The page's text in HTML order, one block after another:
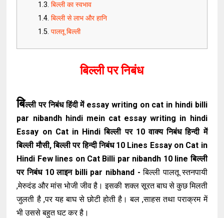
बिल्ली का स्वभाव
बिल्ली से लाभ और हानि
पालतू बिल्ली
बिल्ली पर निबंध
बिल्ली पर निबंध हिंदी में essay writing on cat in hindi billi
par nibandh hindi mein cat essay writing in hindi
Essay on Cat in Hindi बिल्ली पर 10 वाक्य निबंध हिन्दी में
बिल्ली मौसी, बिल्ली पर हिन्दी निबंध 10 Lines Essay on Cat in
Hindi Few lines on Cat Billi par nibandh 10 line बिल्ली
पर निबंध 10 लाइन billi par nibhand - बिल्ली पालतू स्तनपायी
,मेरुदंड और मांस भोजी जीव है। इसकी शक्ल सूरत बाघ से कुछ मिलती
जुलती है ,पर यह बाघ से छोटी होती है। बल ,साहस तथा पराक्रम में
भी उससे बहुत घट कर है।